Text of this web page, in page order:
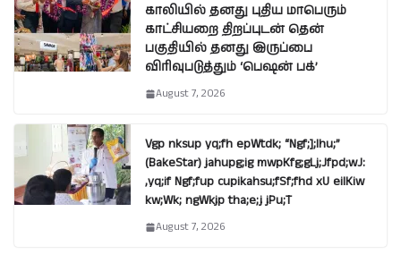
காலியில் தனது புதிய மாபெரும்
காட்சியறை திறப்புடன் தென்
பகுதியில் தனது இருப்பை
விரிவுபடுத்தும் ‘பெஷன் பக்’
August 7, 2026
Vgp nksup yq;fh epWtdk; “Ngf;];lhu;”
(BakeStar) jahupg;ig mwpKfg;gLj;Jfpd;wJ:
,yq;if Ngf;fup cupikahsu;fSf;fhd xU eilKiw
kw;Wk; ngWkjp tha;e;j jPu;T
August 7, 2026